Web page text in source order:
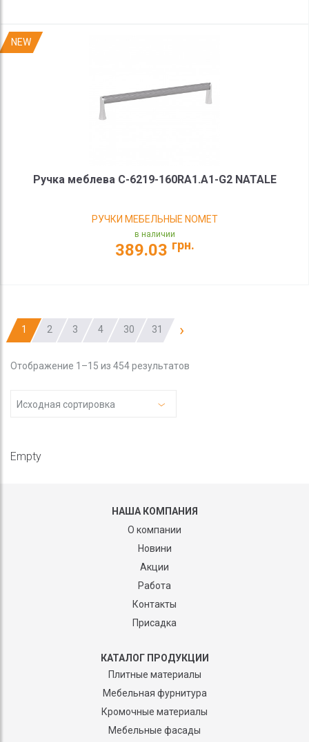
NEW
Ручка меблева C-6219-160RA1.A1-G2 NATALE
РУЧКИ МЕБЕЛЬНЫЕ NOMET
в наличии
389.03 грн.
1 2 3 4 30 31 ›
Отображение 1–15 из 454 результатов
Исходная сортировка
Empty
НАША КОМПАНИЯ
О компании
Новини
Акции
Работа
Контакты
Присадка
КАТАЛОГ ПРОДУКЦИИ
Плитные материалы
Мебельная фурнитура
Кромочные материалы
Мебельные фасады